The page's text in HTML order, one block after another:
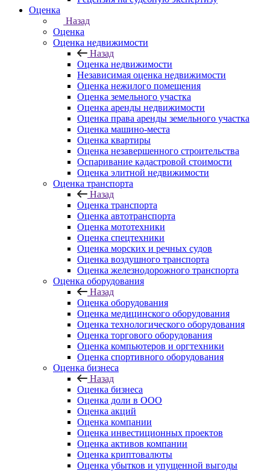
Оценка
Назад
Оценка
Оценка недвижимости
Назад
Оценка недвижимости
Независимая оценка недвижимости
Оценка нежилого помещения
Оценка земельного участка
Оценка аренды недвижимости
Оценка права аренды земельного участка
Оценка машино-места
Оценка квартиры
Оценка незавершенного строительства
Оспаривание кадастровой стоимости
Оценка элитной недвижимости
Оценка транспорта
Назад
Оценка транспорта
Оценка автотранспорта
Оценка мототехники
Оценка спецтехники
Оценка морских и речных судов
Оценка воздушного транспорта
Оценка железнодорожного транспорта
Оценка оборудования
Назад
Оценка оборудования
Оценка медицинского оборудования
Оценка технологического оборудования
Оценка торгового оборудования
Оценка компьютеров и оргтехники
Оценка спортивного оборудования
Оценка бизнеса
Назад
Оценка бизнеса
Оценка доли в ООО
Оценка акций
Оценка компании
Оценка инвестиционных проектов
Оценка активов компании
Оценка криптовалюты
Оценка убытков и упущенной выгоды